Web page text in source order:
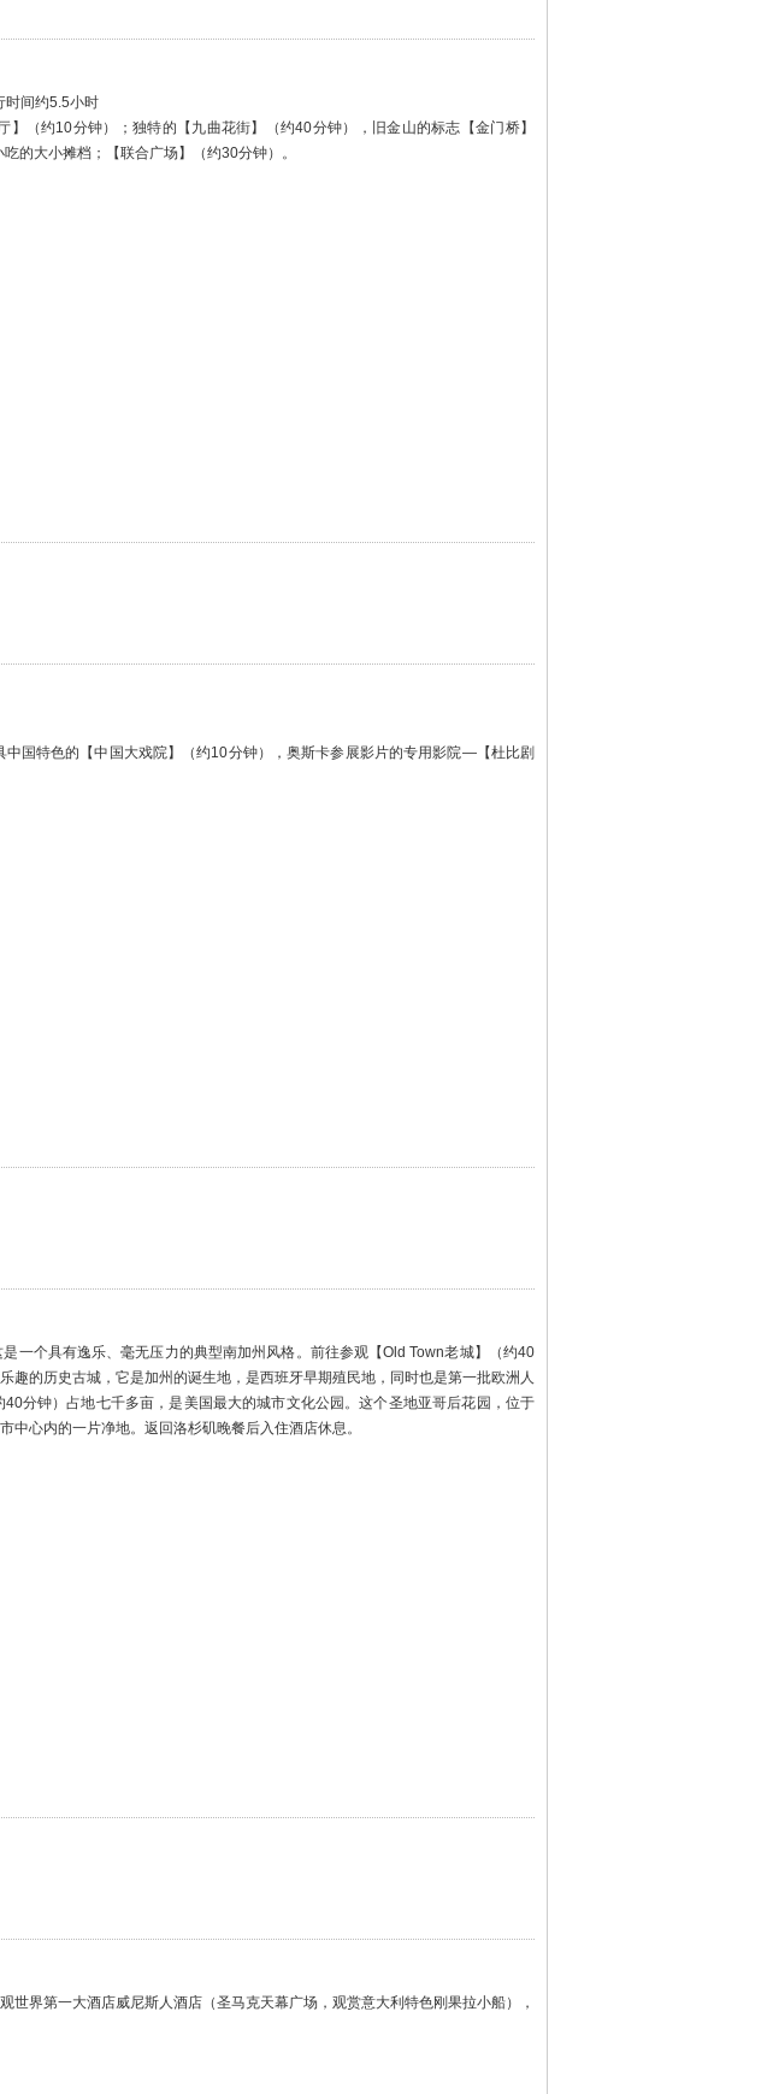
时间约5.5小时
（约10分钟）；独特的【九曲花街】（约40分钟），旧金山的标志【金门桥】
的大小摊档；【联合广场】（约30分钟）。
国特色的【中国大戏院】（约10分钟），奥斯卡参展影片的专用影院—【杜比剧
一个具有逸乐、毫无压力的典型南加州风格。前往参观【Old Town老城】（约40
的历史古城，它是加州的诞生地，是西班牙早期殖民地，同时也是第一批欧洲人
分钟）占地七千多亩，是美国最大的城市文化公园。这个圣地亚哥后花园，位于
心内的一片净地。返回洛杉矶晚餐后入住酒店休息。
界第一大酒店威尼斯人酒店（圣马克天幕广场，观赏意大利特色刚果拉小船），